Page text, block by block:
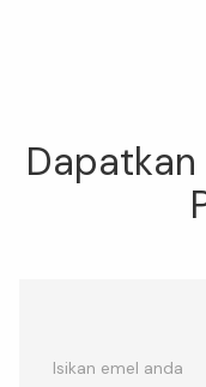
Dapatkan
Isikan emel anda